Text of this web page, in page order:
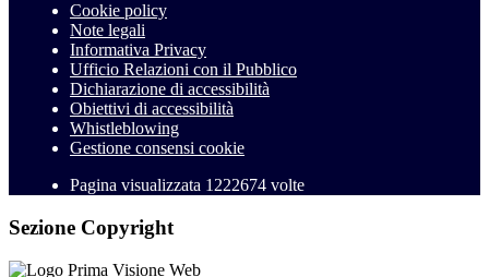
Cookie policy
Note legali
Informativa Privacy
Ufficio Relazioni con il Pubblico
Dichiarazione di accessibilità
Obiettivi di accessibilità
Whistleblowing
Gestione consensi cookie
Pagina visualizzata 1222674 volte
Sezione Copyright